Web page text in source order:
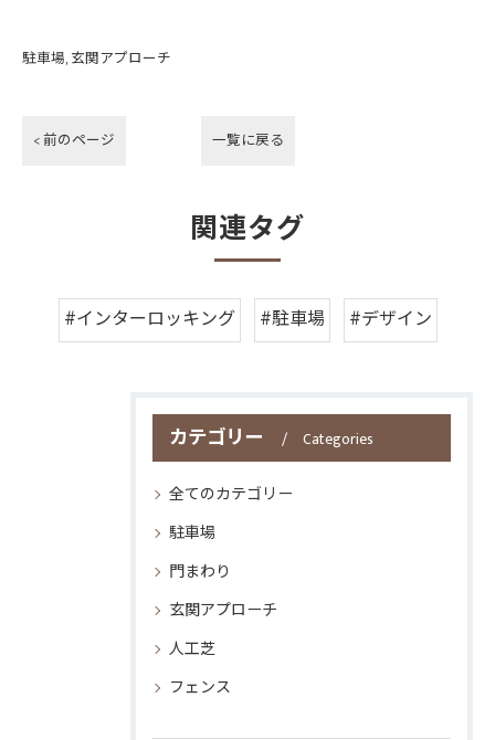
駐車場 玄関アプローチ
< 前のページ 一覧に戻る
関連タグ
#インターロッキング #駐車場 #デザイン
カテゴリー Categories
全てのカテゴリー
駐車場
門まわり
玄関アプローチ
人工芝
フェンス